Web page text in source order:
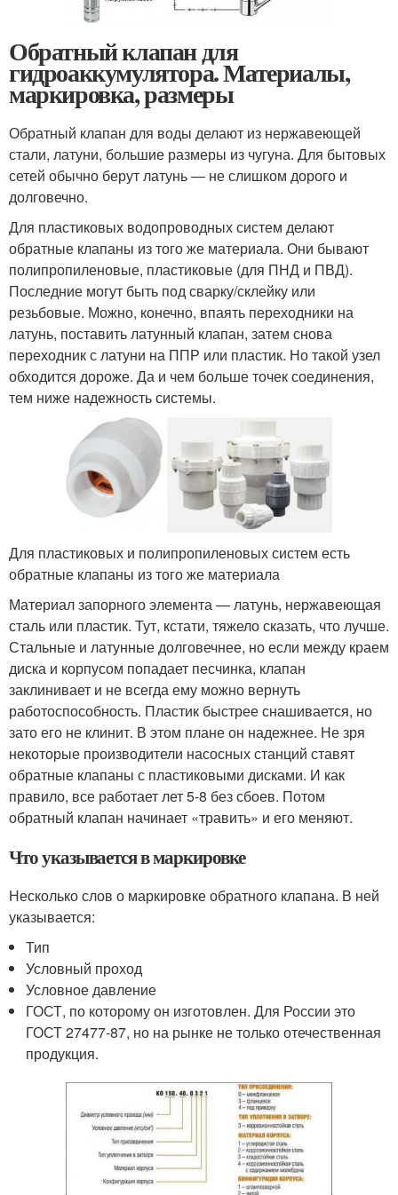
Обратный клапан для
гидроаккумулятора. Материалы,
маркировка, размеры
Обратный клапан для воды делают из нержавеющей
стали, латуни, большие размеры из чугуна. Для бытовых
сетей обычно берут латунь — не слишком дорого и
долговечно.
Для пластиковых водопроводных систем делают
обратные клапаны из того же материала. Они бывают
полипропиленовые, пластиковые (для ПНД и ПВД).
Последние могут быть под сварку/склейку или
резьбовые. Можно, конечно, впаять переходники на
латунь, поставить латунный клапан, затем снова
переходник с латуни на ППР или пластик. Но такой узел
обходится дороже. Да и чем больше точек соединения,
тем ниже надежность системы.
Для пластиковых и полипропиленовых систем есть
обратные клапаны из того же материала
Материал запорного элемента — латунь, нержавеющая
сталь или пластик. Тут, кстати, тяжело сказать, что лучше.
Стальные и латунные долговечнее, но если между краем
диска и корпусом попадает песчинка, клапан
заклинивает и не всегда ему можно вернуть
работоспособность. Пластик быстрее снашивается, но
зато его не клинит. В этом плане он надежнее. Не зря
некоторые производители насосных станций ставят
обратные клапаны с пластиковыми дисками. И как
правило, все работает лет 5-8 без сбоев. Потом
обратный клапан начинает «травить» и его меняют.
Что указывается в маркировке
Несколько слов о маркировке обратного клапана. В ней
указывается:
Тип
Условный проход
Условное давление
ГОСТ, по которому он изготовлен. Для России это
ГОСТ 27477-87, но на рынке не только отечественная
продукция.